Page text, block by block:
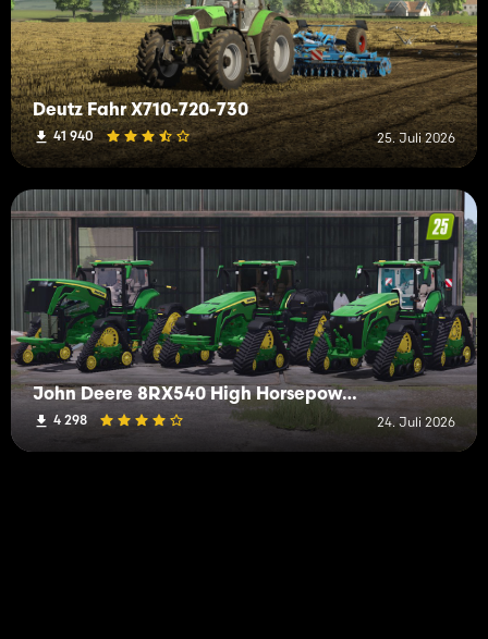
Deutz Fahr X710-720-730
41 940 25. Juli 2026
John Deere 8RX540 High Horsepower Und Seitentanks
4 298 24. Juli 2026